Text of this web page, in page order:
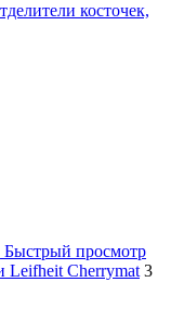
косточек,
Быстрый просмотр
Leifheit Cherrymat 3